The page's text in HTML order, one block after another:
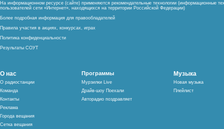
На информационном ресурсе (сайте) применяются рекомендательные технологии (информационные
пользователей сети «Интернет», находящихся на территории Российской Федерации)
Более подробная информация для правообладателей
Правила участия в акциях, конкурсах, играх
Политика конфиденциальности
Результаты СОУТ
О нас
О радиостанции
Команда
Контакты
Реклама
Города вещания
Сетка вещания
Программы
Мурзилки Live
Драйв-шоу Поехали
Авторадио поздравляет
Музыка
Новая музыка
Плейлист